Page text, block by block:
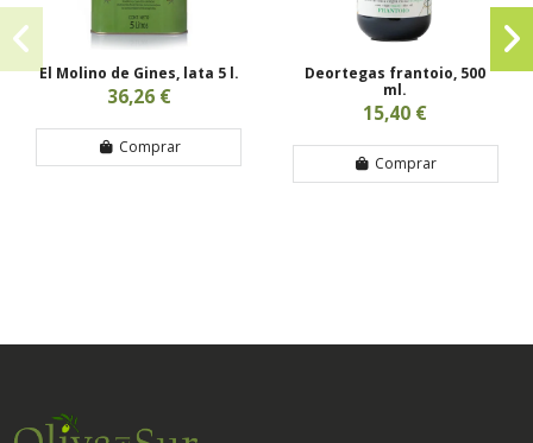
El Molino de Gines, lata 5 l.
36,26 €
Comprar
Deortegas frantoio, 500
ml.
15,40 €
Comprar